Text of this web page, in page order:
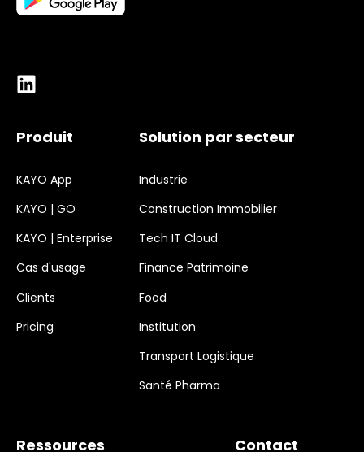
Produit
KAYO App
KAYO | GO
KAYO | Enterprise
Cas d'usage
Clients
Pricing
Solution par secteur
Industrie
Construction Immobilier
Tech IT Cloud
Finance Patrimoine
Food
Institution
Transport Logistique
Santé Pharma
Ressources Contact